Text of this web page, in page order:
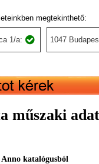
megtekinthető:
1/a: 1047
műszaki
katalógusból